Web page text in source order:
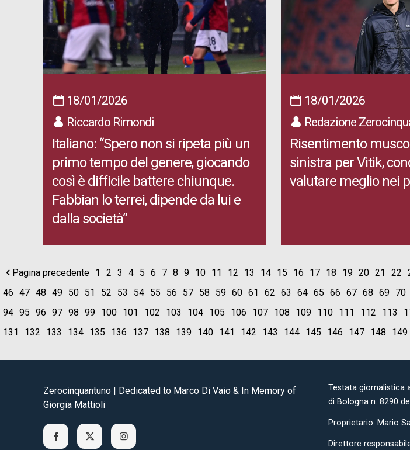
18/01/2026
Riccardo Rimondi
Italiano: “Spero non si ripeta più un
primo tempo del genere, giocando
così è difficile battere chiunque.
Fabbian lo terrei, dipende da lui e
dalla società”
18/01/2026
Redazione
Risentimento
sinistra per Vitik,
valutare meglio nei
Pagina precedente 1 2 3 4 5 6 7 8 9 10 11 12 13 14 15 16 17 18 19 20 21 22
46 47 48 49 50 51 52 53 54 55 56 57 58 59 60 61 62 63 64 65 66 67 68 69 70
94 95 96 97 98 99 100 101 102 103 104 105 106 107 108 109 110 111 112 113
131
132 133 134 135 136 137 138 139 140 141 142 143 144 145 146 147 148 149
Zerocinquantuno | Dedicated to Marco Di Vaio & In Memory of
Giorgia Mattioli
Testata giornalistica
di Bologna n. 8290
Proprietario: Mario
Direttore